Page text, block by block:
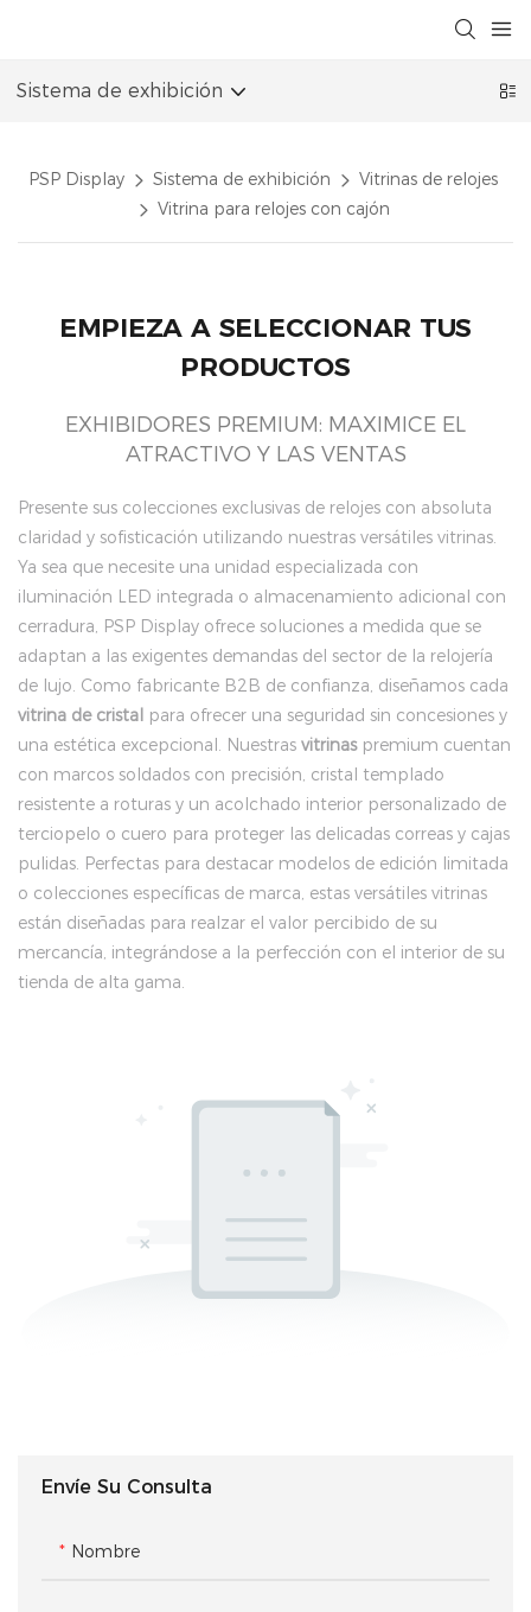
Sistema de exhibición
PSP Display Sistema de exhibición
Vitrinas de relojes
Vitrina para relojes con cajón
EMPIEZA A SELECCIONAR TUS
PRODUCTOS
EXHIBIDORES PREMIUM: MAXIMICE EL
ATRACTIVO Y LAS VENTAS
Presente sus colecciones exclusivas de relojes con absoluta
claridad y sofisticación utilizando nuestras versátiles vitrinas.
Ya sea que necesite una unidad especializada con
iluminación LED integrada o almacenamiento adicional con
cerradura, PSP Display ofrece soluciones a medida que se
adaptan a las exigentes demandas del sector de la relojería
de lujo. Como fabricante B2B de confianza, diseñamos cada
vitrina de cristal para ofrecer una seguridad sin concesiones y
una estética excepcional. Nuestras vitrinaspremium cuentan
con marcos soldados con precisión, cristal templado
resistente a roturas y un acolchado interior personalizado de
terciopelo o cuero para proteger las delicadas correas y cajas
pulidas. Perfectas para destacar modelos de edición limitada
o colecciones específicas de marca, estas versátiles vitrinas
están diseñadas para realzar el valor percibido de su
mercancía, integrándose a la perfección con el interior de su
tienda de alta gama.
Envíe Su Consulta
Nombre